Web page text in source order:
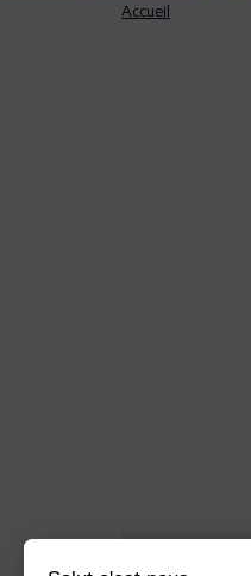
Accueil